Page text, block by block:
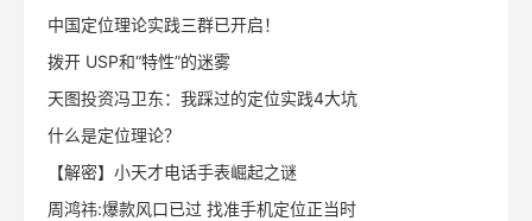
中国定位理论实践三群已开启！
拨开 USP和“特性”的迷雾
天图投资冯卫东：我踩过的定位实践4大坑
什么是定位理论？
【解密】小天才电话手表崛起之谜
周鸿祎:爆款风口已过 找准手机定位正当时